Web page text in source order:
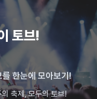
토브!
한눈에 모아보기!
축제, 모두의 토브!